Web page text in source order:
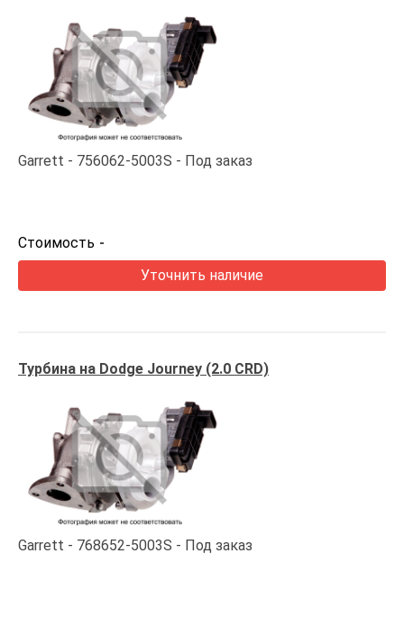
Garrett 756062-5003S Под заказ
Стоимость -
Уточнить наличие
Турбина на Dodge Journey (2.0 CRD)
Garrett 768652-5003S Под заказ